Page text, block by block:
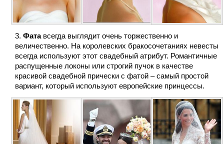
Фатавсегда выглядит очень торжественно и
величественно. На королевских бракосочетаниях невесты
всегда используют этот свадебный атрибут. Романтичные
распущенные локоны или строгий пучок в качестве
красивой свадебной прически с фатой – самый простой
вариант, который используют европейские принцессы.